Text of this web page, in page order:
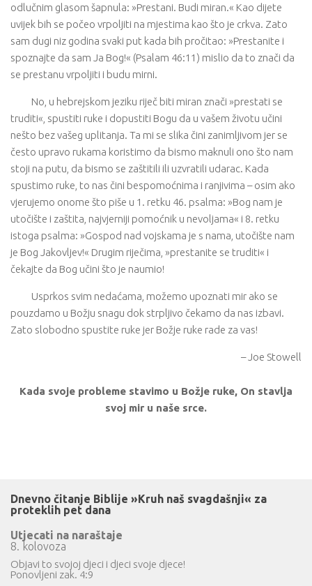
odlučnim glasom šapnula: »Prestani. Budi miran.« Kao dijete
uvijek bih se počeo vrpoljiti na mjestima kao što je crkva. Zato
sam dugi niz godina svaki put kada bih pročitao: »Prestanite i
spoznajte da sam Ja Bog!« (Psalam 46:11) mislio da to znači da
se prestanu vrpoljiti i budu mirni.
No, u hebrejskom jeziku riječ biti miran znači »prestati se
truditi«, spustiti ruke i dopustiti Bogu da u vašem životu učini
nešto bez vašeg uplitanja. Ta mi se slika čini zanimljivom jer se
često upravo rukama koristimo da bismo maknuli ono što nam
stoji na putu, da bismo se zaštitili ili uzvratili udarac. Kada
spustimo ruke, to nas čini bespomoćnima i ranjivima – osim ako
vjerujemo onome što piše u 1. retku 46. psalma: »Bog nam je
utočište i zaštita, najvjerniji pomoćnik u nevoljama« i 8. retku
istoga psalma: »Gospod nad vojskama je s nama, utočište nam
je Bog Jakovljev!« Drugim riječima, »prestanite se truditi« i
čekajte da Bog učini što je naumio!
Usprkos svim nedaćama, možemo upoznati mir ako se
pouzdamo u Božju snagu dok strpljivo čekamo da nas izbavi.
Zato slobodno spustite ruke jer Božje ruke rade za vas!
– Joe Stowell
Kada svoje probleme stavimo u Božje ruke, On stavlja
svoj mir u naše srce.
Dnevno čitanje Biblije »Kruh naš svagdašnji« za
proteklih pet dana
Utjecati na naraštaje
8. kolovoza
Objavi to svojoj djeci i djeci svoje djece!
Ponovljeni zak. 4:9